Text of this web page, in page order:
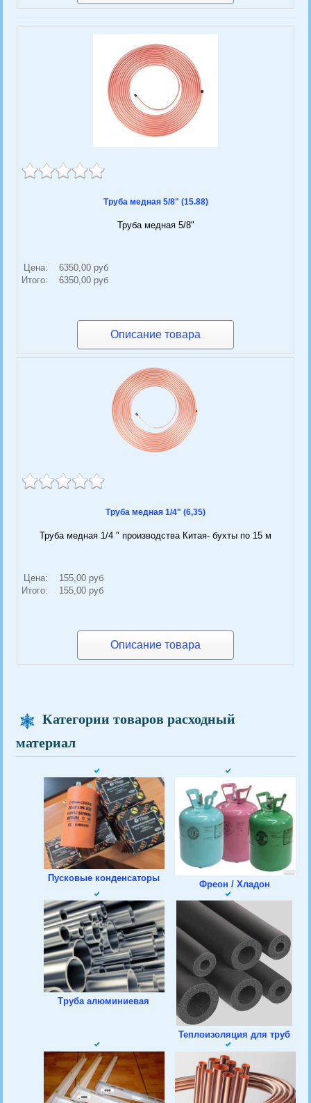
Труба медная 5/8" (15.88)
Труба медная 5/8"
Цена:
6350,00 руб
Итого:
6350,00 руб
Описание товара
Труба медная 1/4" (6,35)
Труба медная 1/4 " производства Китая- бухты по 15 м
Цена:
155,00 руб
Итого:
155,00 руб
Описание товара
Категории товаров расходный
материал
Пусковые конденсаторы
Фреон / Хладон
Труба алюминиевая
Теплоизоляция для труб